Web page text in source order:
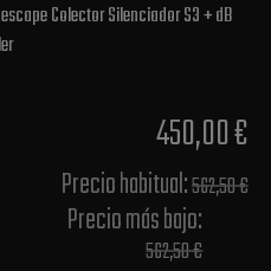
Colector Silenciador S3 + dB
450,00 €
Precio habitual​:562,50 €
Precio más bajo​:
562,50 €